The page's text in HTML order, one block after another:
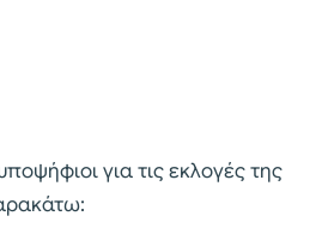
για τις εκλογές της